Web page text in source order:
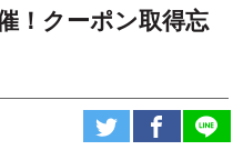
！クーポン取得忘